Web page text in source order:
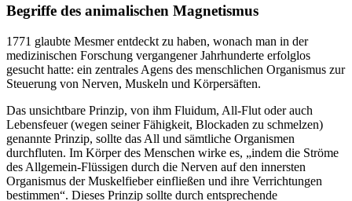
Begriffe des animalischen Magnetismus
1771 glaubte Mesmer entdeckt zu haben, wonach man in der
medizinischen Forschung vergangener Jahrhunderte erfolglos
gesucht hatte: ein zentrales Agens des menschlichen Organismus zur
Steuerung von Nerven, Muskeln und Körpersäften.
Das unsichtbare Prinzip, von ihm Fluidum, All-Flut oder auch
Lebensfeuer (wegen seiner Fähigkeit, Blockaden zu schmelzen)
genannte Prinzip, sollte das All und sämtliche Organismen
durchfluten. Im Körper des Menschen wirke es, „indem die Ströme
des Allgemein-Flüssigen durch die Nerven auf den innersten
Organismus der Muskelfieber einfließen und ihre Verrichtungen
bestimmen“. Dieses Prinzip sollte durch entsprechende